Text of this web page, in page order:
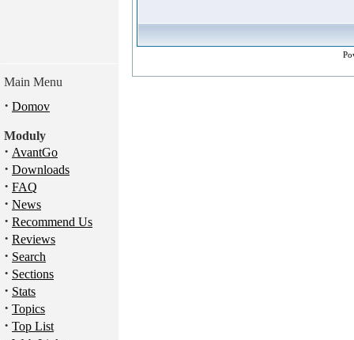
Main Menu
· Domov
Moduly
· AvantGo
· Downloads
· FAQ
· News
· Recommend Us
· Reviews
· Search
· Sections
· Stats
· Topics
· Top List